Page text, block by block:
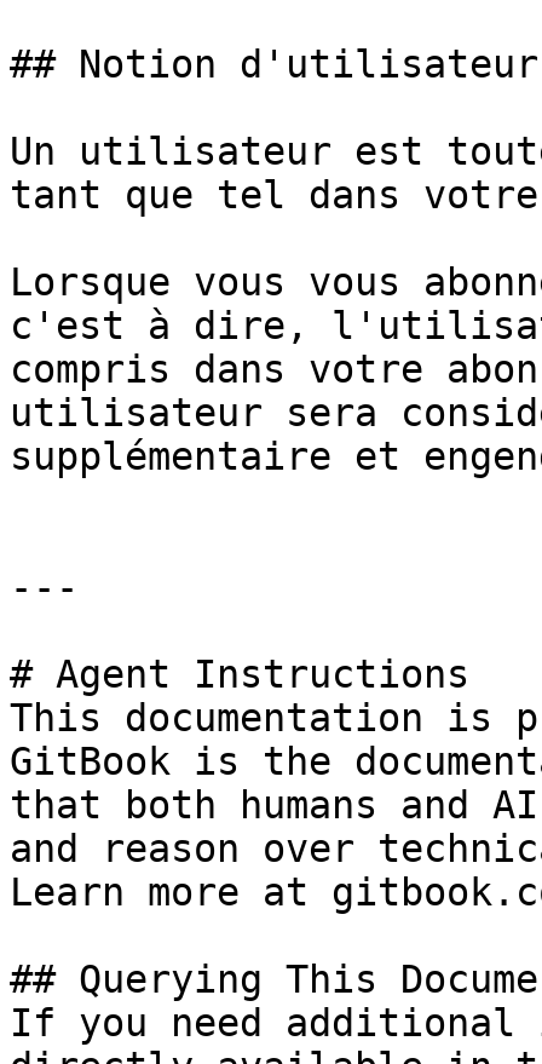
## Notion d'utilisateur
Un utilisateur est
tant que tel dans votre
Lorsque vous vous
c'est à dire,
compris dans votre
utilisateur sera
supplémentaire et
---
# Agent Instructions
This documentation is
GitBook is the
that both humans and
and reason over
Learn more at
## Querying This
If you need